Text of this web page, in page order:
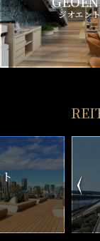
ジオエント
ン